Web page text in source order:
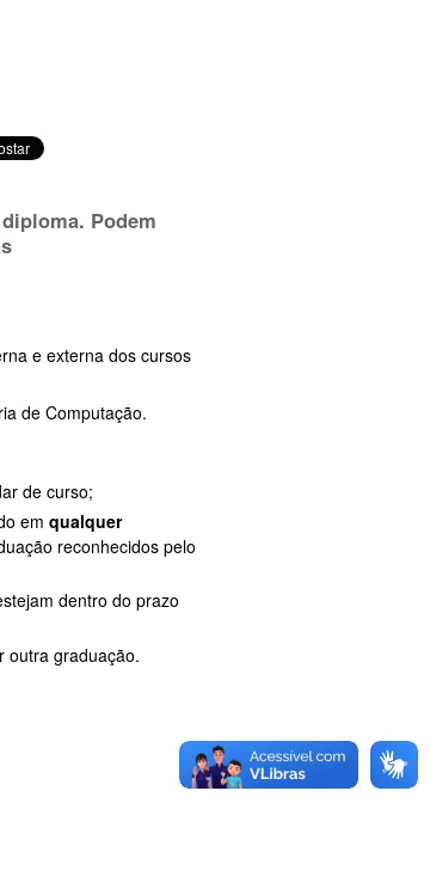
Podem
e externa dos cursos
de Computação.
de curso;
em qualquer
reconhecidos pelo
dentro do prazo
outra graduação.